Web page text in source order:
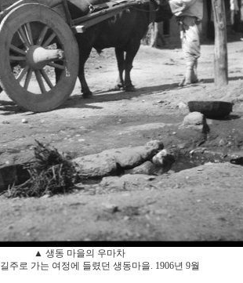
▲ 생동 마을의 우마차
주로 가는 여정에 들렸던 생동마을. 1906년 9월